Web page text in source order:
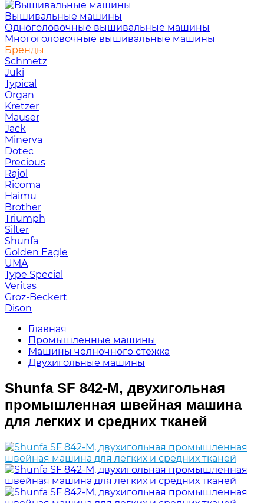
Вышивальные машины
Одноголовочные вышивальные машины
Многоголовочные вышивальные машины
Бренды
Schmetz
Juki
Typical
Organ
Kretzer
Mauser
Jack
Minerva
Dotec
Precious
Rajol
Ricoma
Haimu
Brother
Triumph
Silter
Shunfa
Golden Eagle
UMA
Type Special
Veritas
Groz-Beckert
Dison
Главная
Промышленные машины
Машины челночного стежка
Двухигольные машины
Shunfa SF 842-M, двухигольная
промышленная швейная машина
для легких и средних тканей